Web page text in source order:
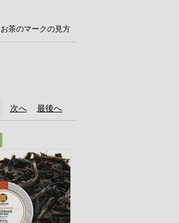
お茶のマークの見方
次へ 最後へ